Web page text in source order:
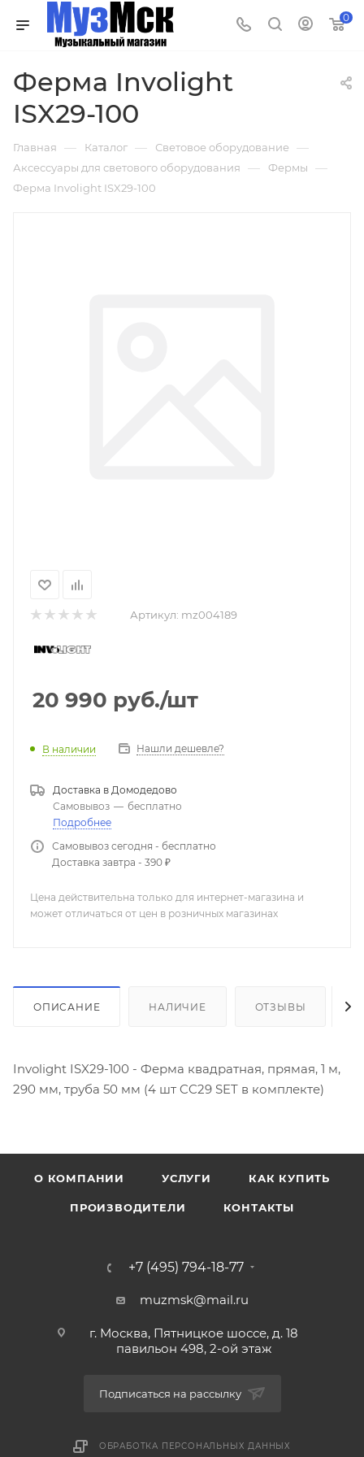
0
Ферма Involight
ISX29-100
Главная — Каталог — Световое оборудование —
Аксессуары для светового оборудования — Фермы —
Ферма Involight ISX29-100
Артикул: mz004189
20 990 руб./шт
В наличии Нашли дешевле?
Доставка в Домодедово
Самовывоз — бесплатно
Подробнее
Самовывоз сегодня - бесплатно
Доставка завтра - 390 ₽
Цена действительна только для интернет-магазина и
может отличаться от цен в розничных магазинах
ОПИСАНИЕ НАЛИЧИЕ ОТЗЫВЫ
Involight ISX29-100 - Ферма квадратная, прямая, 1 м,
290 мм, труба 50 мм (4 шт CC29 SET в комплекте)
О КОМПАНИИ УСЛУГИ КАК КУПИТЬ
ПРОИЗВОДИТЕЛИ КОНТАКТЫ
+7 (495) 794-18-77
muzmsk@mail.ru
г. Москва, Пятницкое шоссе, д. 18
павильон 498, 2-ой этаж
Подписаться на рассылку
ОБРАБОТКА ПЕРСОНАЛЬНЫХ ДАННЫХ